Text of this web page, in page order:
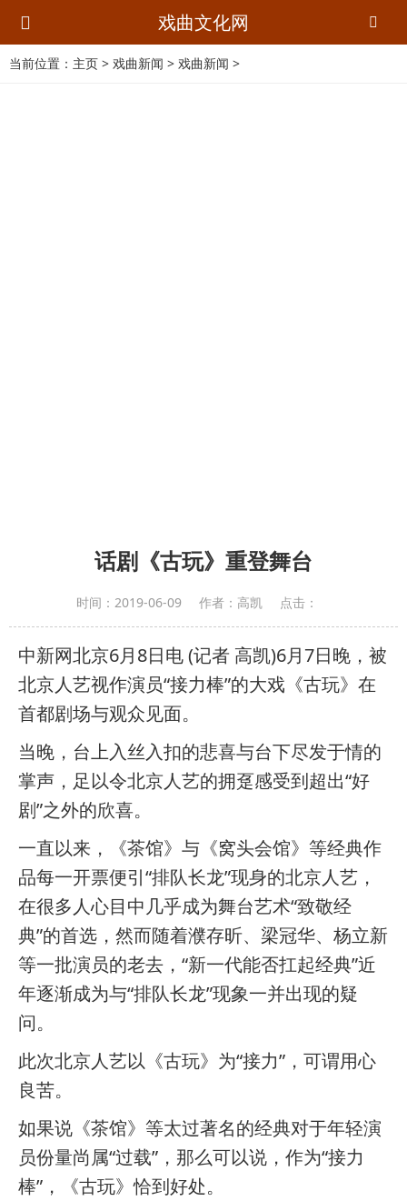
戏曲文化网
当前位置： 主页 > 戏曲新闻 > 戏曲新闻 >
话剧《古玩》重登舞台
时间： 2019-06-09 作者： 高凯 点击：
中新网北京6月8日电 (记者 高凯)6月7日晚，被
北京人艺视作演员“接力棒”的大戏《古玩》在
首都剧场与观众见面。
当晚，台上入丝入扣的悲喜与台下尽发于情的
掌声，足以令北京人艺的拥趸感受到超出“好
剧”之外的欣喜。
一直以来，《茶馆》与《窝头会馆》等经典作
品每一开票便引“排队长龙”现身的北京人艺，
在很多人心目中几乎成为舞台艺术“致敬经
典”的首选，然而随着濮存昕、梁冠华、杨立新
等一批演员的老去，“新一代能否扛起经典”近
年逐渐成为与“排队长龙”现象一并出现的疑
问。
此次北京人艺以《古玩》为“接力”，可谓用心
良苦。
如果说《茶馆》等太过著名的经典对于年轻演
员份量尚属“过载”，那么可以说，作为“接力
棒”，《古玩》恰到好处。